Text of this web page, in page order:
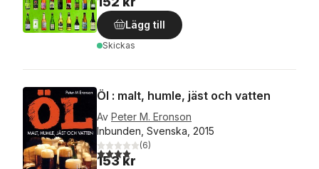
Lägg till
Skickas
Öl : malt, humle, jäst och vatten
Av Peter M. Eronson
Inbunden, Svenska, 2015
4,0utav 5 stjärnor. Totalt antal röster:
(6)
153 kr